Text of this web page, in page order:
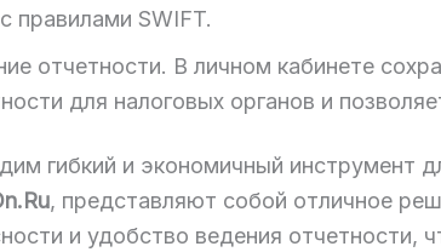
правилами SWIFT.
отчетности. В личном кабинете
для налоговых органов и
гибкий и экономичный инструмент
, представляют собой отличное
и удобство ведения отчетности,